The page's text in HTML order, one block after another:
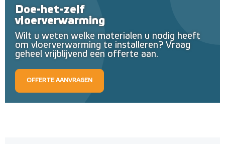
Doe-het-zelf
vloerverwarming
Wilt u weten welke materialen u nodig heeft
om vloerverwarming te installeren? Vraag
geheel vrijblijvend een offerte aan.
OFFERTE AANVRAGEN